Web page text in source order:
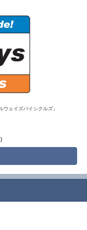
ェイズバイシクルズ」